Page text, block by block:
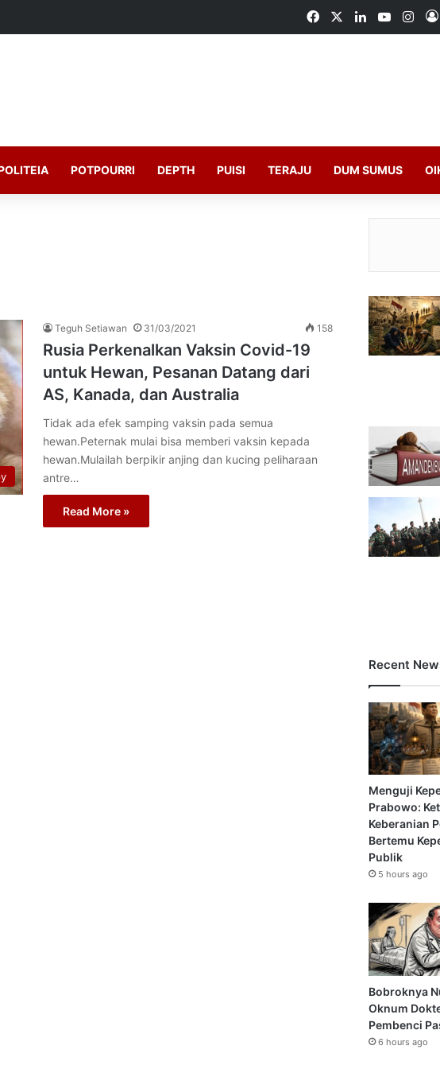
FacebookLinkedInYouTube
POTPOURRI DEPTH PUISI TERAJU DUM SUMUS
Teguh Setiawan 31/03/2021 158
Rusia Perkenalkan Vaksin Covid-19
untuk Hewan, Pesanan Datang dari
AS, Kanada, dan Australia
Tidak ada efek samping vaksin pada semua
hewan.Peternak mulai bisa memberi vaksin kepada
hewan.Mulailah berpikir anjing dan kucing peliharaan
antre…
Read More »
Recent
Menguji
Prabowo:
Keberanian
Bertemu
Publik
5 hours ago
Bobroknya
Oknum
Pembenci
6 hours ago